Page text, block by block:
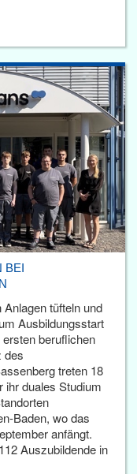
BEI
tüfteln und
Ausbildungsstart
beruflichen
des
treten 18
ihr duales Studium
Baden, wo das
anfängt.
Auszubildende in